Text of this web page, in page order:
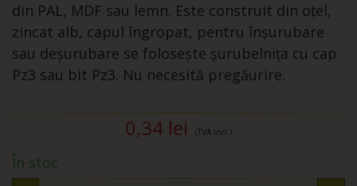
din PAL, MDF sau lemn. Este construit din oțel,
zincat alb, capul îngropat, pentru înșurubare
sau deșurubare se folosește șurubelnița cu cap
Pz3 sau bit Pz3. Nu necesită pregăurire.
0,34 lei (TVA incl.)
În stoc